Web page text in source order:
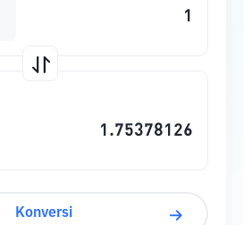
Konversi